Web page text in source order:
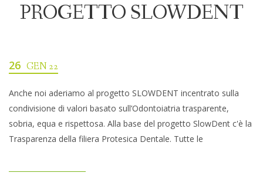
PROGETTO SLOWDENT
26 GEN 22
Anche noi aderiamo al progetto SLOWDENT incentrato sulla
condivisione di valori basato sull’Odontoiatria trasparente,
sobria, equa e rispettosa. Alla base del progetto SlowDent c'è la
Trasparenza della filiera Protesica Dentale. Tutte le